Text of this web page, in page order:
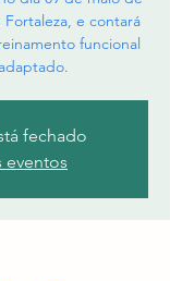
e contará
funcional
fechado
eventos